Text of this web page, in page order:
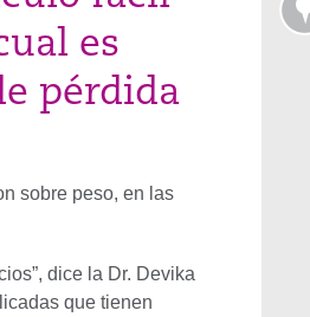
es
pérdida
sobre peso, en las
dice la Dr. Devika
que tienen